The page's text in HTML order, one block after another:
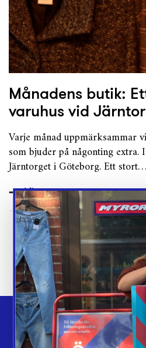
Månadens butik:
varuhus vid
Varje månad uppmärksammar
som bjuder på någonting
Järntorget i Göteborg. Ett stort…
Läs mer
Webbshop